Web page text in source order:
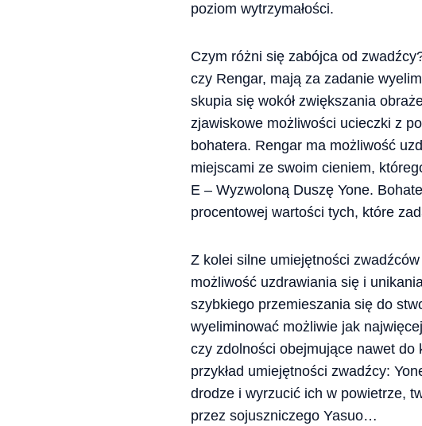
poziom wytrzymałości.
Czym różni się zabójca od
czy Rengar, mają za zadanie
skupia się wokół zwiększania
zjawiskowe możliwości ucieczki z
bohatera. Rengar ma możliwość
miejscami ze swoim cieniem,
E – Wyzwoloną Duszę Yone.
procentowej wartości tych, które
Z kolei silne umiejętności
możliwość uzdrawiania się i
szybkiego przemieszania się do
wyeliminować możliwie jak
czy zdolności obejmujące nawet
przykład umiejętności zwadźcy:
drodze i wyrzucić ich w powietrze,
przez sojuszniczego Yasuo…